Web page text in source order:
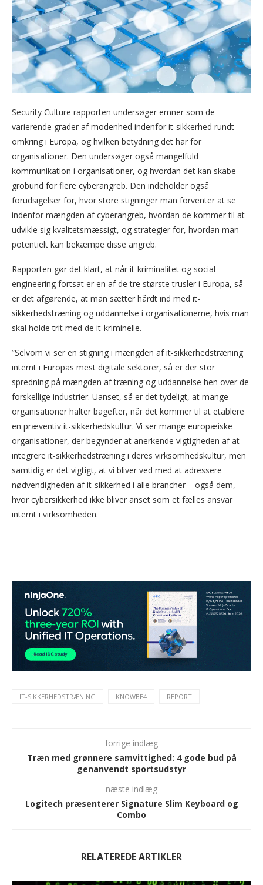
Security Culture rapporten undersøger emner som de
varierende grader af modenhed indenfor it-sikkerhed rundt
omkring i Europa, og hvilken betydning det har for
organisationer. Den undersøger også mangelfuld
kommunikation i organisationer, og hvordan det kan skabe
grobund for flere cyberangreb. Den indeholder også
forudsigelser for, hvor store stigninger man forventer at se
indenfor mængden af cyberangreb, hvordan de kommer til at
udvikle sig kvalitetsmæssigt, og strategier for, hvordan man
potentielt kan bekæmpe disse angreb.
Rapporten gør det klart, at når it-kriminalitet og social
engineering fortsat er en af de tre største trusler i Europa, så
er det afgørende, at man sætter hårdt ind med it-
sikkerhedstræning og uddannelse i organisationerne, hvis man
skal holde trit med de it-kriminelle.
”Selvom vi ser en stigning i mængden af it-sikkerhedstræning
internt i Europas mest digitale sektorer, så er der stor
spredning på mængden af træning og uddannelse hen over de
forskellige industrier. Uanset, så er det tydeligt, at mange
organisationer halter bagefter, når det kommer til at etablere
en præventiv it-sikkerhedskultur. Vi ser mange europæiske
organisationer, der begynder at anerkende vigtigheden af at
integrere it-sikkerhedstræning i deres virksomhedskultur, men
samtidig er det vigtigt, at vi bliver ved med at adressere
nødvendigheden af it-sikkerhed i alle brancher – også dem,
hvor cybersikkerhed ikke bliver anset som et fælles ansvar
internt i virksomheden.
IT-SIKKERHEDSTRÆNING KNOWBE4 REPORT
forrige indlæg
Træn med grønnere samvittighed: 4 gode bud på
genanvendt sportsudstyr
næste indlæg
Logitech præsenterer Signature Slim Keyboard og
Combo
RELATEREDE ARTIKLER